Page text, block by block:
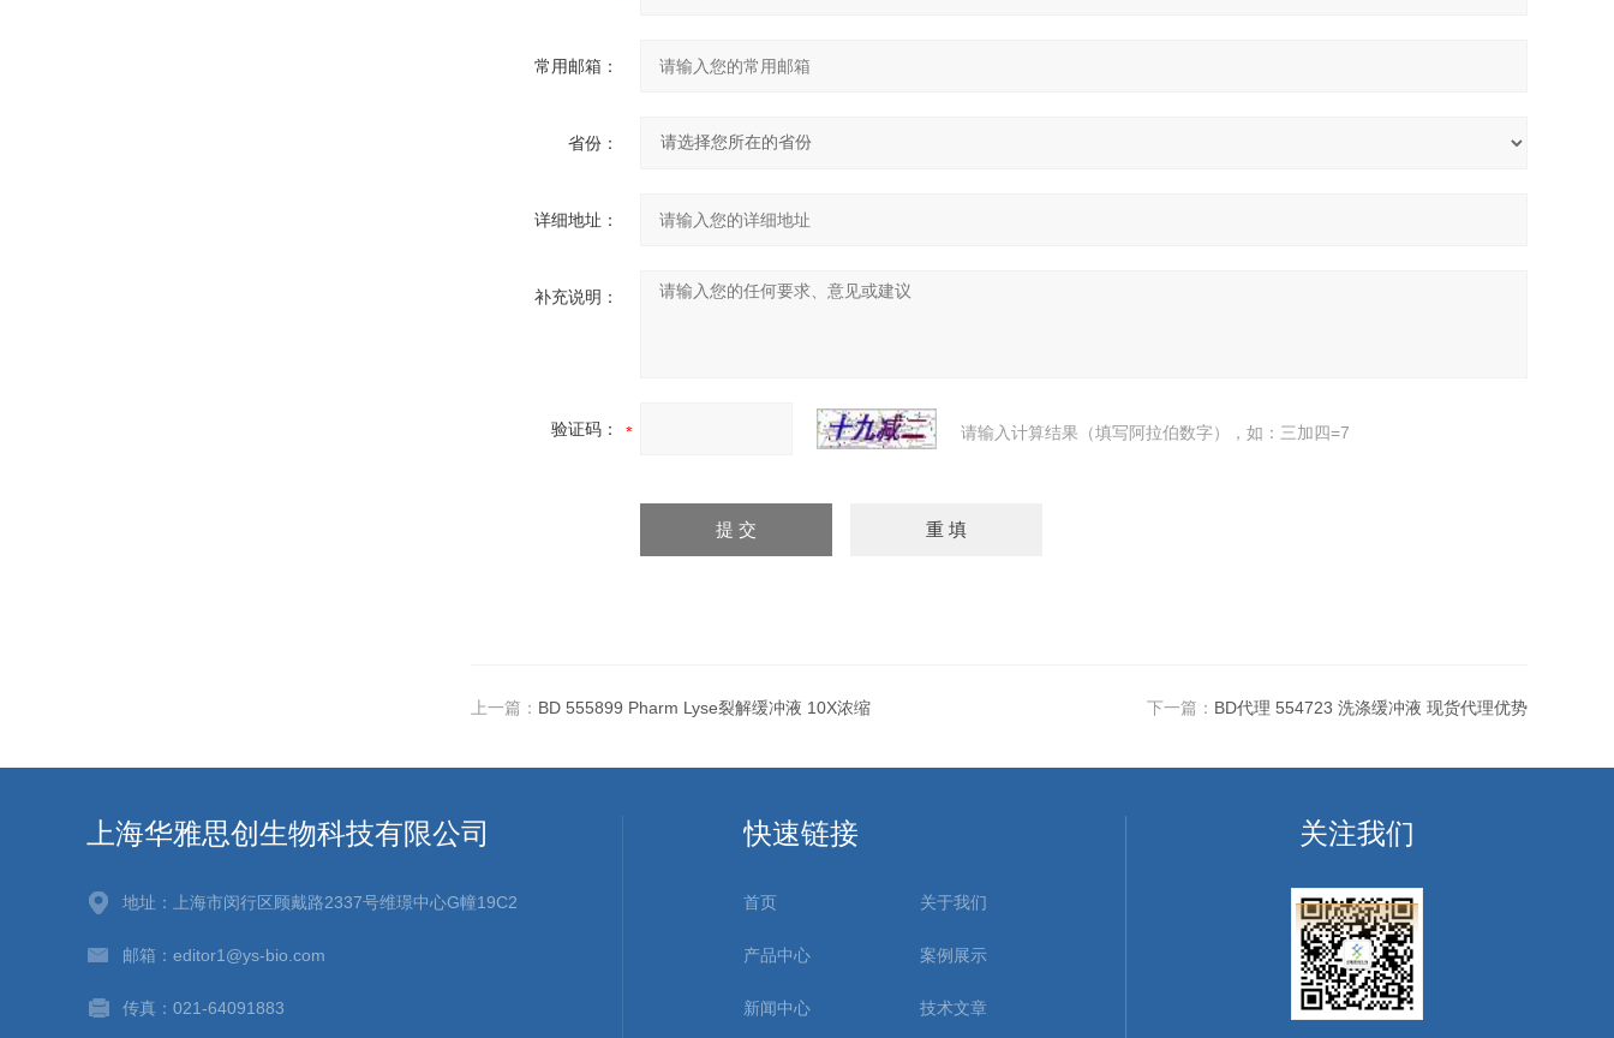
常用邮箱：
省份：
详细地址：
补充说明：
验证码： 请输入计算结果（填写阿拉伯数字），如：三加四=7
上一篇： BD 555899 Pharm Lyse裂解缓冲液 10X浓缩 下一篇： BD代理 554723 洗涤缓冲液 现货代理优势
上海华雅思创生物科技有限公司
地址：上海市闵行区顾戴路2337号维璟中心G幢19C2
邮箱：editor1@ys-bio.com
传真：021-64091883
快速链接
首页 关于我们
产品中心 案例展示
新闻中心 技术文章
关注我们